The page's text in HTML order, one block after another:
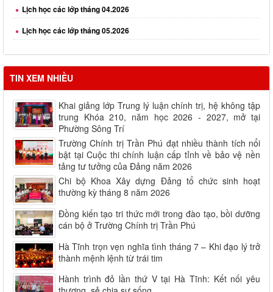
Lịch học các lớp tháng 05.2026
Lịch học các lớp tháng 06.2026
Lịch học các lớp tháng 08.2026
TIN XEM NHIỀU
Khai giảng lớp Trung lý luận chính trị, hệ không tập
trung Khóa 210, năm học 2026 - 2027, mở tại
Phường Sông Trí
Trường Chính trị Trần Phú đạt nhiều thành tích nổi
bật tại Cuộc thi chính luận cấp tỉnh về bảo vệ nền
tảng tư tưởng của Đảng năm 2026
Chi bộ Khoa Xây dựng Đảng tổ chức sinh hoạt
thường kỳ tháng 8 năm 2026
Đồng kiến tạo tri thức mới trong đào tạo, bồi dưỡng
cán bộ ở Trường Chính trị Trần Phú
Hà Tĩnh trọn vẹn nghĩa tình tháng 7 – Khi đạo lý trở
thành mệnh lệnh từ trái tim
Hành trình đỏ lần thứ V tại Hà Tĩnh: Kết nối yêu